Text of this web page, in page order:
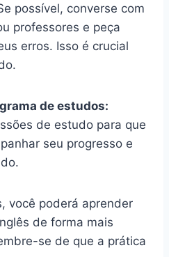
possível, converse com
professores e peça
erros. Isso é crucial
de estudos:
de estudo para que
seu progresso e
você poderá aprender
de forma mais
se de que a prática